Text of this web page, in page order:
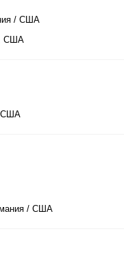
/ США
США
США
/ США